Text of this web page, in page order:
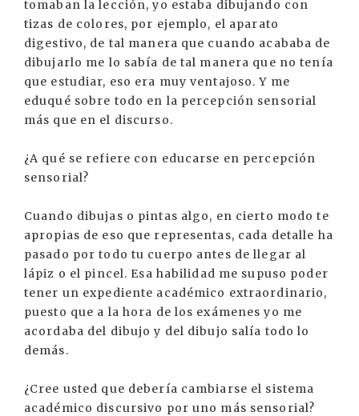
tomaban la lección, yo estaba dibujando con
tizas de colores, por ejemplo, el aparato
digestivo, de tal manera que cuando acababa de
dibujarlo me lo sabía de tal manera que no tenía
que estudiar, eso era muy ventajoso. Y me
eduqué sobre todo en la percepción sensorial
más que en el discurso.
¿A qué se refiere con educarse en percepción
sensorial?
Cuando dibujas o pintas algo, en cierto modo te
apropias de eso que representas, cada detalle ha
pasado por todo tu cuerpo antes de llegar al
lápiz o el pincel. Esa habilidad me supuso poder
tener un expediente académico extraordinario,
puesto que a la hora de los exámenes yo me
acordaba del dibujo y del dibujo salía todo lo
demás.
¿Cree usted que debería cambiarse el sistema
académico discursivo por uno más sensorial?